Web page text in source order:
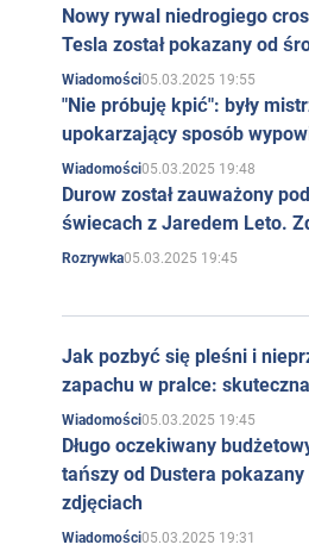
Nowy rywal niedrogiego
Tesla został pokazany od
Wiadomości05.03.2025 19:55
"Nie próbuję kpić": były
upokarzający sposób
Wiadomości05.03.2025 19:48
Durow został zauważony
świecach z Jaredem Leto.
Rozrywka05.03.2025 19:45
Jak pozbyć się pleśni i
zapachu w pralce:
Wiadomości05.03.2025 19:45
Długo oczekiwany
tańszy od Dustera pokazany
zdjęciach
Wiadomości05.03.2025 19:31